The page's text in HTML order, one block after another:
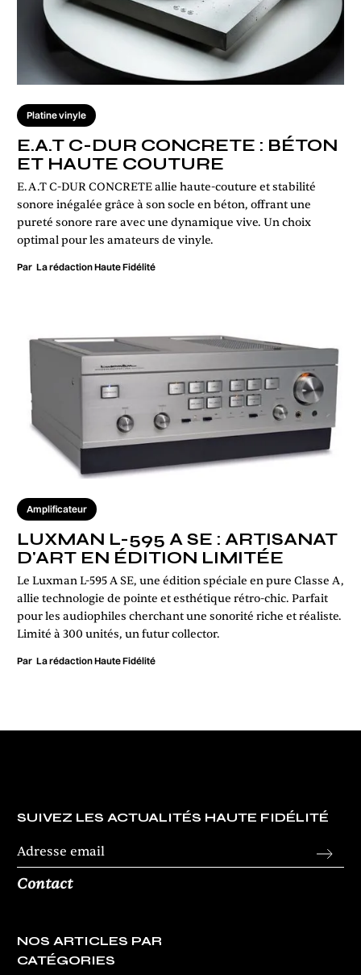
Platine vinyle
E.A.T C-DUR CONCRETE : BÉTON
ET HAUTE COUTURE
E.A.T C-DUR CONCRETE allie haute-couture et stabilité
sonore inégalée grâce à son socle en béton, offrant une
pureté sonore rare avec une dynamique vive. Un choix
optimal pour les amateurs de vinyle.
Par La rédaction Haute Fidélité
Amplificateur
LUXMAN L-595 A SE : ARTISANAT
D'ART EN ÉDITION LIMITÉE
Le Luxman L-595 A SE, une édition spéciale en pure Classe A,
allie technologie de pointe et esthétique rétro-chic. Parfait
pour les audiophiles cherchant une sonorité riche et réaliste.
Limité à 300 unités, un futur collector.
Par La rédaction Haute Fidélité
SUIVEZ LES ACTUALITÉS HAUTE FIDÉLITÉ
Contact
NOS ARTICLES PAR
CATÉGORIES